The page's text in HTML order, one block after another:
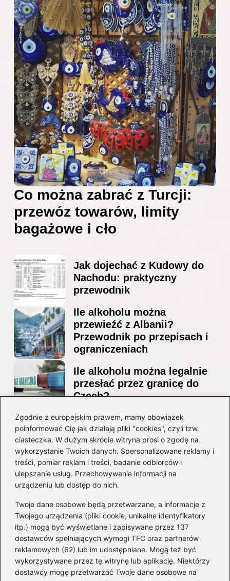
Zgodnie z europejskim prawem, mamy obowiązek
poinformować Cię jak działają pliki "cookies", czyli tzw.
ciasteczka. W dużym skrócie witryna prosi o zgodę na
wykorzystanie Twoich danych. Spersonalizowane reklamy i
treści, pomiar reklam i treści, badanie odbiorców i
ulepszanie usług. Przechowywanie informacji na
urządzeniu lub dostęp do nich.
Twoje dane osobowe będą przetwarzane, a informacje z
Twojego urządzenia (pliki cookie, unikalne identyfikatory
itp.) mogą być wyświetlane i zapisywane przez 137
dostawców spełniających wymogi TFC oraz partnerów
reklamowych (62) lub im udostępniane. Mogą też być
wykorzystywane przez tę witrynę lub aplikację. Niektórzy
dostawcy mogę przetwarzać Twoje dane osobowe na
Co można zabrać z Turcji:
przewóz towarów, limity
bagażowe i cło
Jak dojechać z Kudowy do
Nachodu: praktyczny
przewodnik
Ile alkoholu można
przewieźć z Albanii?
Przewodnik po przepisach i
ograniczeniach
Ile alkoholu można legalnie
przesłać przez granicę do
Czech?
Jak wygodnie dotrzeć z
lotniska Marco Polo do
Mestre? Poradnik krok po
kroku
Kategorie
Ciekawostki(8)
Kultura i tradycje(10)
Loty(233)
Polska(66)
Wakacje (295)